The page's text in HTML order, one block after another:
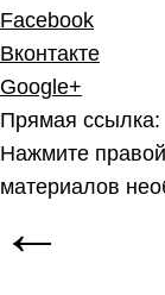
Facebook
Вконтакте
Google+
Прямая ссылка:
Нажмите
материалов
←